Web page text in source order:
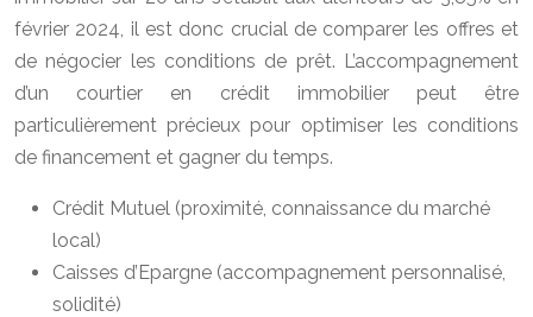
février 2024, il est donc crucial de comparer les offres et
de négocier les conditions de prêt. L’accompagnement
d’un courtier en crédit immobilier peut être
particulièrement précieux pour optimiser les conditions
de financement et gagner du temps.
Crédit Mutuel (proximité, connaissance du marché
local)
Caisses d’Epargne (accompagnement personnalisé,
solidité)